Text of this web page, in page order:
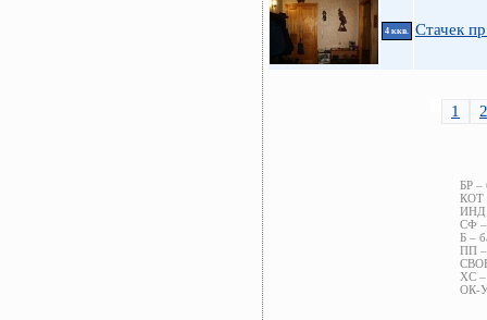
4 ккв. Стачек
1 2
БР –
КОТ
ИНД
СФ –
Б –
ПП –
ХС –
ОК-